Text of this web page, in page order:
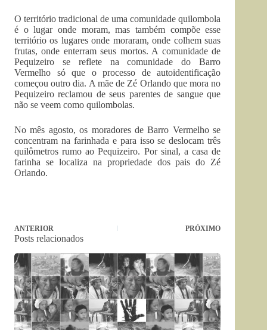
O território tradicional de uma comunidade quilombola
é o lugar onde moram, mas também compõe esse
território os lugares onde moraram, onde colhem suas
frutas, onde enterram seus mortos. A comunidade de
Pequizeiro se reflete na comunidade do Barro
Vermelho só que o processo de autoidentificação
começou outro dia. A mãe de Zé Orlando que mora no
Pequizeiro reclamou de seus parentes de sangue que
não se veem como quilombolas.
No mês agosto, os moradores de Barro Vermelho se
concentram na farinhada e para isso se deslocam três
quilômetros rumo ao Pequizeiro. Por sinal, a casa de
farinha se localiza na propriedade dos pais do Zé
Orlando.
ANTERIOR PRÓXIMO
Posts relacionados